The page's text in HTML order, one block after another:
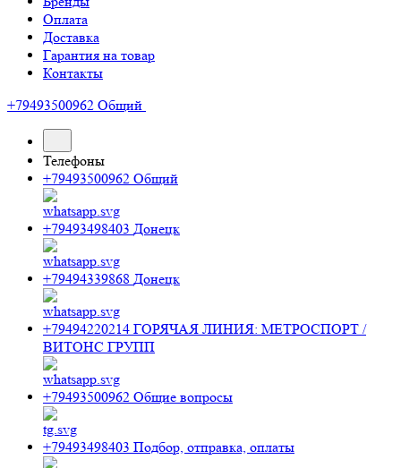
Оплата
Доставка
Гарантия на товар
Контакты
+79493500962 Общий
Телефоны
+79493500962 Общий
+79493498403 Донецк
+79494339868 Донецк
+79494220214 ГОРЯЧАЯ ЛИНИЯ: МЕТРОСПОРТ /
ВИТОНС ГРУПП
+79493500962 Общие вопросы
+79493498403 Подбор, отправка, оплаты